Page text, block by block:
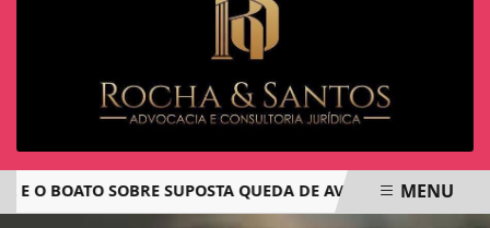
BOATO SOBRE SUPOSTA QUEDA DE AVIÃO COM JOVENS DE
MENU